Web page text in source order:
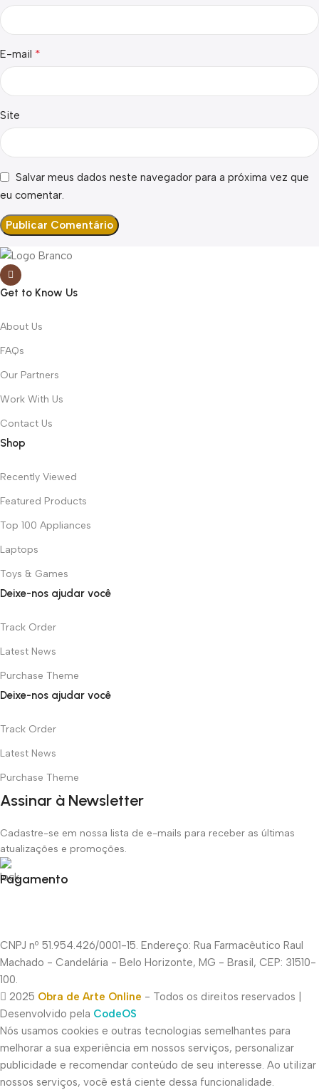
E-mail *
Site
Salvar meus dados neste navegador para a próxima vez que
eu comentar.
Get to Know Us
About Us
FAQs
Our Partners
Work With Us
Contact Us
Shop
Recently Viewed
Featured Products
Top 100 Appliances
Laptops
Toys & Games
Deixe-nos ajudar você
Track Order
Latest News
Purchase Theme
Deixe-nos ajudar você
Track Order
Latest News
Purchase Theme
Assinar à Newsletter
Cadastre-se em nossa lista de e-mails para receber as últimas
atualizações e promoções.
Pagamento
CNPJ nº 51.954.426/0001-15. Endereço: Rua Farmacêutico Raul
Machado - Candelária - Belo Horizonte, MG - Brasil, CEP: 31510-
100.
2025 Obra de Arte Online - Todos os direitos reservados |
Desenvolvido pela CodeOS
Nós usamos cookies e outras tecnologias semelhantes para
melhorar a sua experiência em nossos serviços, personalizar
publicidade e recomendar conteúdo de seu interesse. Ao utilizar
nossos serviços, você está ciente dessa funcionalidade.